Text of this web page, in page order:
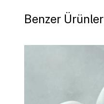
Benzer Ürünler